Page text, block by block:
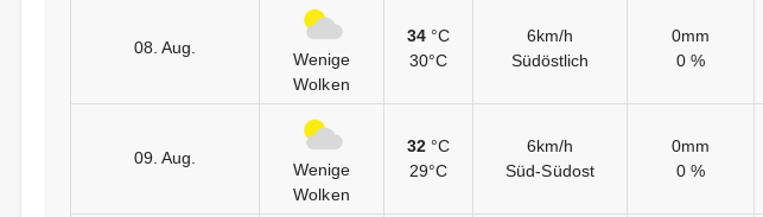
08. Aug.
Wenige
Wolken
34 °C
30°C
6km/h
Südöstlich
0mm
0 %
09. Aug.
Wenige
Wolken
32 °C
29°C
6km/h
Süd-Südost
0mm
0 %